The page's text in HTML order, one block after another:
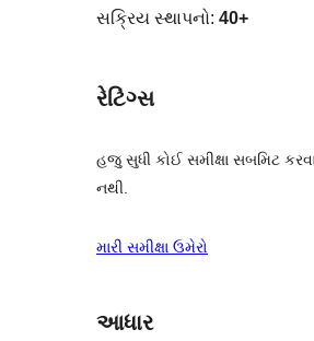
સક્રિય સ્થાપનો: 40+
રેટિંગ્સ
હજુ સુધી કોઈ સમીક્ષા સબમિટ
નથી.
મારી સમીક્ષા ઉમેરો
આધાર